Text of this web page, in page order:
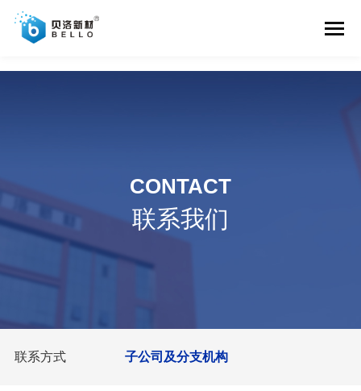
CONTACT
联系我们
联系方式 子公司及分支机构